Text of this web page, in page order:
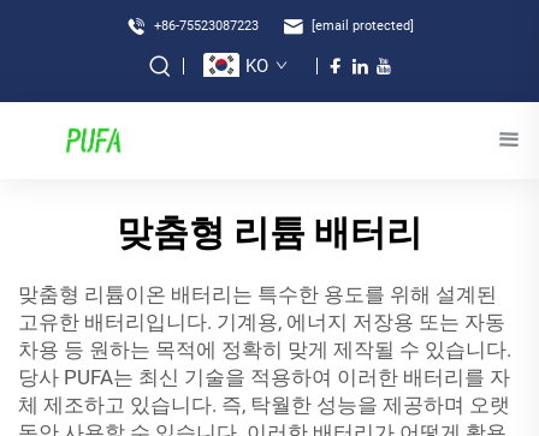
+86-75523087223 [email protected]
KO
맞춤형 리튬 배터리
맞춤형 리튬이온 배터리는 특수한 용도를 위해 설계된
고유한 배터리입니다. 기계용, 에너지 저장용 또는 자동
차용 등 원하는 목적에 정확히 맞게 제작될 수 있습니다.
당사 PUFA는 최신 기술을 적용하여 이러한 배터리를 자
체 제조하고 있습니다. 즉, 탁월한 성능을 제공하며 오랫